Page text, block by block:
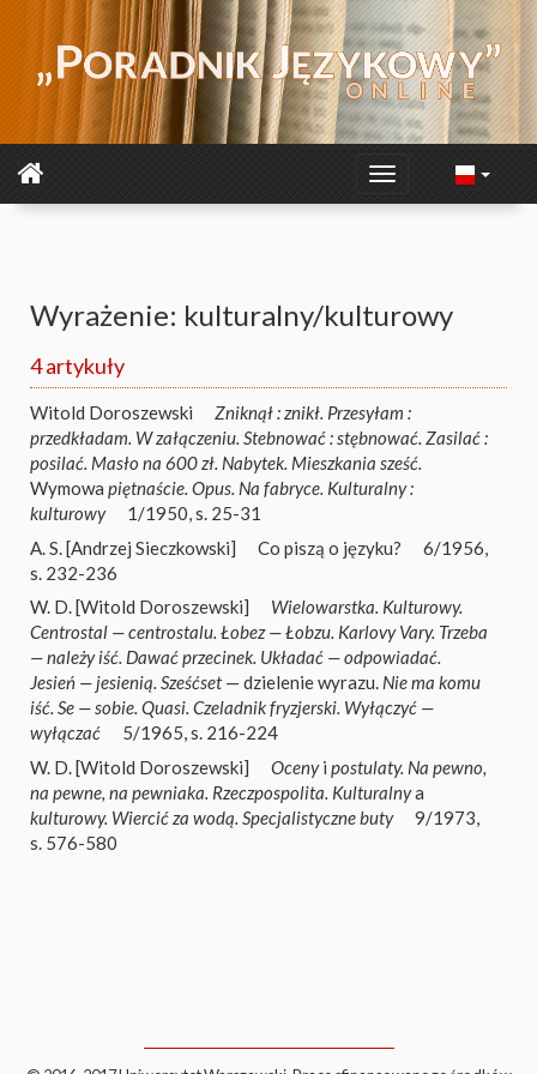
Wyrażenie: kulturalny/kulturowy
4 artykuły
Witold Doroszewski
Zniknął : znikł. Przesyłam :
przedkładam. W załączeniu. Stebnować : stębnować. Zasilać :
posilać. Masło na 600 zł. Nabytek. Mieszkania sześć.
Wymowa piętnaście. Opus. Na fabryce. Kulturalny :
kulturowy
1/1950, s. 25-31
A. S. [Andrzej Sieczkowski]
Co piszą o języku?
6/1956,
s. 232-236
W. D. [Witold Doroszewski]
Wielowarstka. Kulturowy.
Centrostal — centrostalu. Łobez — Łobzu. Karlovy Vary. Trzeba
— należy iść. Dawać przecinek. Układać — odpowiadać.
Jesień — jesienią. Sześćset— dzielenie wyrazu. Nie ma komu
iść. Se — sobie. Quasi. Czeladnik fryzjerski. Wyłączyć —
wyłączać
5/1965, s. 216-224
W. D. [Witold Doroszewski]
Ocenyi postulaty. Na pewno,
na pewne, na pewniaka. Rzeczpospolita. Kulturalnya
kulturowy. Wiercić za wodą. Specjalistyczne buty
9/1973,
s. 576-580